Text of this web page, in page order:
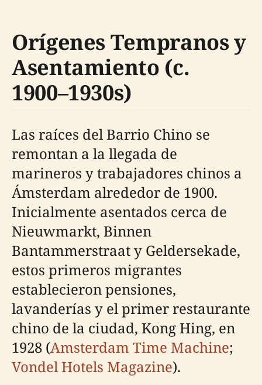
Orígenes Tempranos y
Asentamiento (c.
1900–1930s)
Las raíces del Barrio Chino se
remontan a la llegada de
marineros y trabajadores chinos a
Ámsterdam alrededor de 1900.
Inicialmente asentados cerca de
Nieuwmarkt, Binnen
Bantammerstraat y Geldersekade,
estos primeros migrantes
establecieron pensiones,
lavanderías y el primer restaurante
chino de la ciudad, Kong Hing, en
1928 (Amsterdam Time Machine;
Vondel Hotels Magazine).